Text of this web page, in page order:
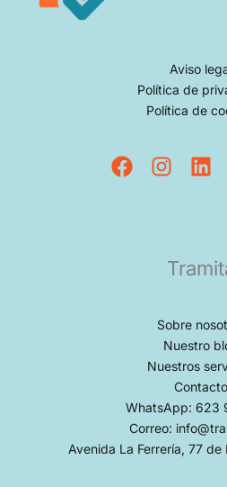
Aviso
Política de
Política de
Sobre
Nuestro
Nuestros
Contacto
WhatsApp: 623
Correo:
Avenida La Ferrería, 77